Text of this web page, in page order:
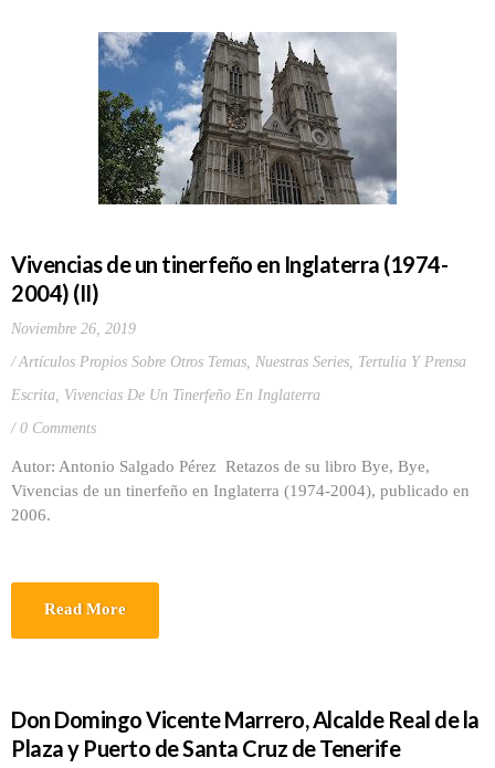
Vivencias de un tinerfeño en Inglaterra (1974-
2004) (II)
Noviembre 26, 2019
Artículos Propios Sobre Otros Temas, Nuestras Series, Tertulia Y Prensa
Escrita, Vivencias De Un Tinerfeño En Inglaterra
0 Comments
Autor: Antonio Salgado Pérez Retazos de su libro Bye, Bye,
Vivencias de un tinerfeño en Inglaterra (1974-2004), publicado en
2006.
Read More
Don Domingo Vicente Marrero, Alcalde Real de la
Plaza y Puerto de Santa Cruz de Tenerife